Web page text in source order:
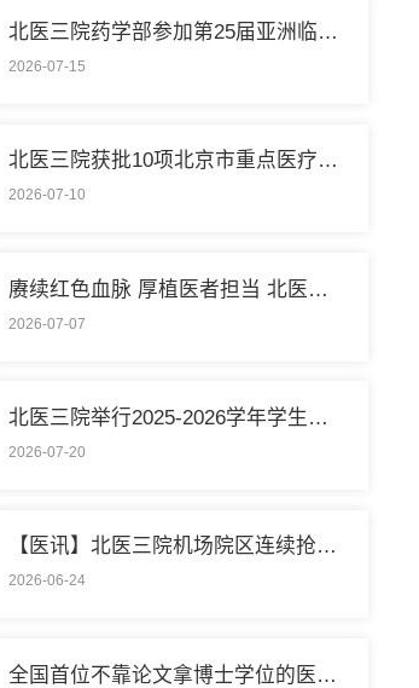
北医三院药学部参加第25届亚洲临床药学大会
2026-07-15
北医三院获批10项北京市重点医疗技术临床应用培训基地
2026-07-10
赓续红色血脉 厚植医者担当 北医三院开展庆祝中国共产党成立105周年系列活动
2026-07-07
北医三院举行2025-2026学年学生暑期社会实践启动仪式
2026-07-20
【医讯】北医三院机场院区连续抢救两名致死性肺栓塞外籍旅客
2026-06-24
全国首位不靠论文拿博士学位的医学领域研究生通过答辩